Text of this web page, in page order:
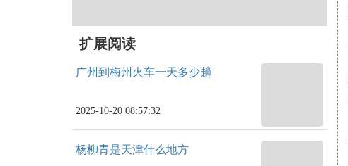
扩展阅读
广州到梅州火车一天多少趟
2025-10-20 08:57:32
杨柳青是天津什么地方